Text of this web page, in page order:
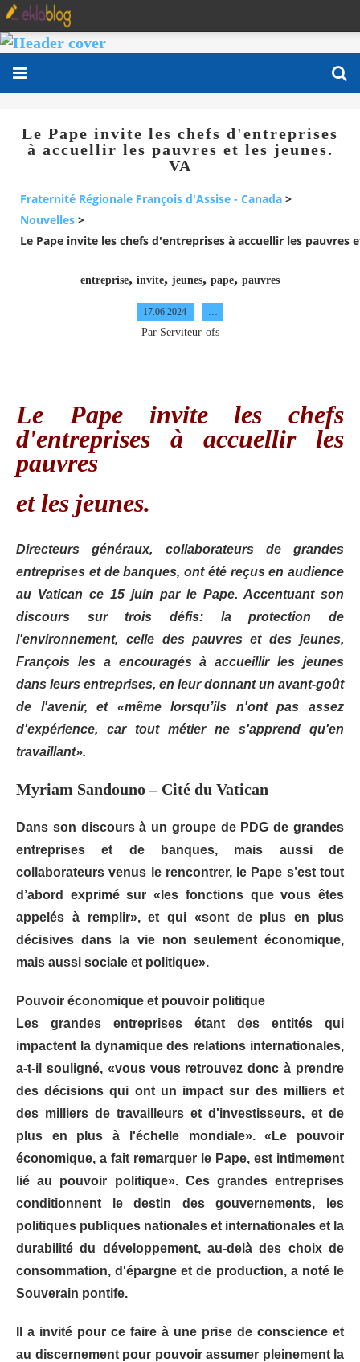
Le Pape invite les chefs d'entreprises
à accuellir les pauvres et les jeunes.
VA
Fraternité Régionale François d'Assise - Canada >
Nouvelles >
Le Pape invite les chefs d'entreprises à accuellir les pauvres
entreprise, invite, jeunes, pape, pauvres
17.06.2024
Par Serviteur-ofs
Le Pape invite les chefs
d'entreprises à accuellir les
pauvres
et les jeunes.
Directeurs généraux, collaborateurs de grandes
entreprises et de banques, ont été reçus en audience
au Vatican ce 15 juin par le Pape. Accentuant son
discours sur trois défis: la protection de
l'environnement, celle des pauvres et des jeunes,
François les a encouragés à accueillir les jeunes
dans leurs entreprises, en leur donnant un avant-goût
de l'avenir, et «même lorsqu’ils n'ont pas assez
d'expérience, car tout métier ne s'apprend qu'en
travaillant».
Myriam Sandouno – Cité du Vatican
Dans son discours à un groupe de PDG de grandes
entreprises et de banques, mais aussi de
collaborateurs venus le rencontrer, le Pape s’est tout
d’abord exprimé sur «les fonctions que vous êtes
appelés à remplir», et qui «sont de plus en plus
décisives dans la vie non seulement économique,
mais aussi sociale et politique».
Pouvoir économique et pouvoir politique
Les grandes entreprises étant des entités qui
impactent la dynamique des relations internationales,
a-t-il souligné, «vous vous retrouvez donc à prendre
des décisions qui ont un impact sur des milliers et
des milliers de travailleurs et d'investisseurs, et de
plus en plus à l'échelle mondiale». «Le pouvoir
économique, a fait remarquer le Pape, est intimement
lié au pouvoir politique». Ces grandes entreprises
conditionnent le destin des gouvernements, les
politiques publiques nationales et internationales et la
durabilité du développement, au-delà des choix de
consommation, d'épargne et de production, a noté le
Souverain pontife.
Il a invité pour ce faire à une prise de conscience et
au discernement pour pouvoir assumer pleinement la